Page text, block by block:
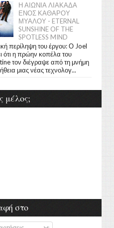
Η ΑΙΩΝΙΑ ΛΙΑΚΑΔΑ
ΕΝΟΣ ΚΑΘΑΡΟΥ
ΜΥΑΛΟΥ - ETERNAL
SUNSHINE OF THE
SPOTLESS MIND
περίληψη του έργου: Ο Joel
ότι η πρώην κοπέλα του
τον διέγραψε από τη μνήμη
μιας νέας τεχνολογ...
μέλος;
στο